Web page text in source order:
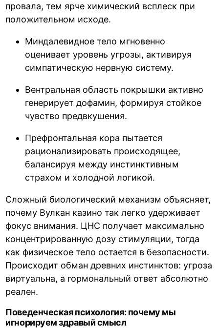
провала, тем ярче химический всплеск при
положительном исходе.
Миндалевидное тело мгновенно
оценивает уровень угрозы, активируя
симпатическую нервную систему.
Вентральная область покрышки активно
генерирует дофамин, формируя стойкое
чувство предвкушения.
Префронтальная кора пытается
рационализировать происходящее,
балансируя между инстинктивным
страхом и холодной логикой.
Сложный биологический механизм объясняет,
почему Вулкан казино так легко удерживает
фокус внимания. ЦНС получает максимально
концентрированную дозу стимуляции, тогда
как физическое тело остается в безопасности.
Происходит обман древних инстинктов: угроза
виртуальна, а гормональный ответ абсолютно
реален.
Поведенческая психология: почему мы
игнорируем здравый смысл